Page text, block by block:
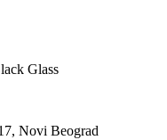
Glass
Novi Beograd